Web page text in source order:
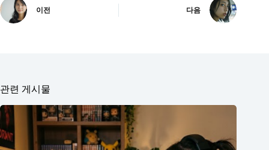
이전 다음
관련 게시물